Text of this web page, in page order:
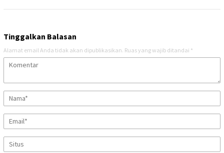
Tinggalkan Balasan
Alamat email Anda tidak akan dipublikasikan. Ruas yang wajib ditandai *